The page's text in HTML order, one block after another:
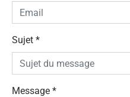
Sujet *
Message *